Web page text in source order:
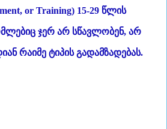
or Training) 15-29 წლის
ჯერ არ სწავლობენ, არ
რაიმე ტიპის გადამზადებას.